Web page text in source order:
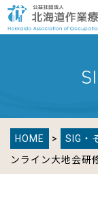
HOME > SIG・
ンライン大地会研